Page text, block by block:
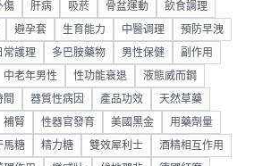
傷 肝病 吸菸 骨盆運動 飲食調理
避孕套 生育能力 中醫调理 預防早洩
常護理 多巴胺藥物 男性保健 副作用
中老年男性 性功能衰退 液態威而鋼
間 器質性病因 產品功效 天然草藥
補腎 性器官發育 美國黑金 用藥劑量
馬糖 精力糖 雙效犀利士 酒精相互作用